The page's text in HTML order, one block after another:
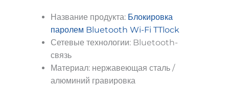
Название продукта: Блокировка
паролем Bluetooth Wi-Fi TTlock
Сетевые технологии: Bluetooth-
связь
Материал: нержавеющая сталь /
алюминий гравировка